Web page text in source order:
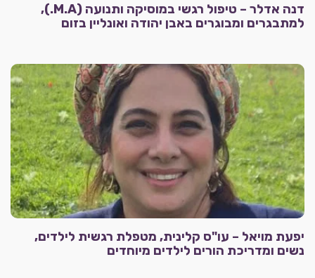
דנה אדלר – טיפול רגשי במוסיקה ותנועה (M.A.),
למתבגרים ומבוגרים באבן יהודה ואונליין בזום
יפעת מויאל – עו"ס קלינית, מטפלת רגשית לילדים,
נשים ומדריכת הורים לילדים מיוחדים